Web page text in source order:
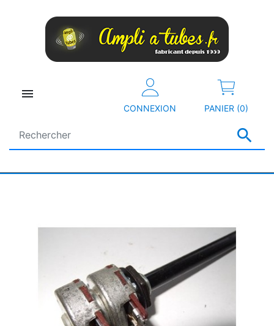


CONNEXION PANIER (0)